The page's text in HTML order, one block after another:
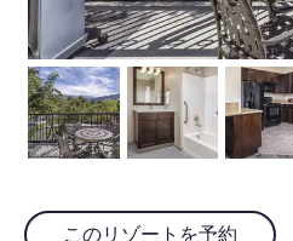
このリゾートを予約